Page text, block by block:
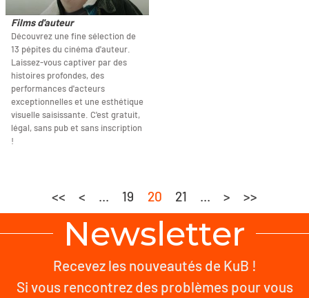
Films d'auteur
Découvrez une fine sélection de
13 pépites du cinéma d'auteur.
Laissez-vous captiver par des
histoires profondes, des
performances d'acteurs
exceptionnelles et une esthétique
visuelle saisissante. C'est gratuit,
légal, sans pub et sans inscription
!
<< < ... 19 20 21 ... > >>
Newsletter
Recevez les nouveautés de KuB !
Si vous rencontrez des problèmes pour vous